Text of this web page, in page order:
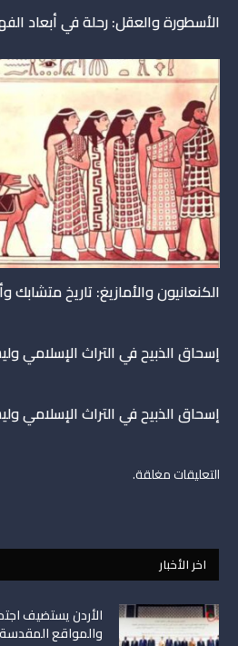
الأسطورة والعقل: رحلة في أبعاد
الكنعانيون والأمازيغ: تاريخ
إسحاق الذبيح في التراث الإسلامي
إسحاق الذبيح في التراث الإسلامي
التعليقات مغلقة.
اخر الأخبار
الأردن يستضيف
والمواقع